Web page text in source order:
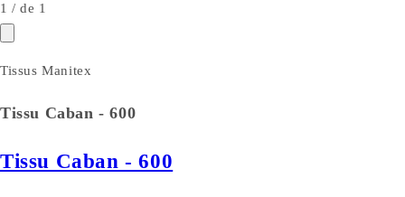
1 /de 1
Tissus Manitex
Tissu Caban - 600
Tissu Caban - 600